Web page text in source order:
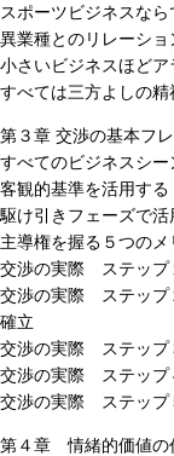
スポーツビジネスなら
異業種とのリレーシ
小さいビジネスほど
すべては三方よしの精
第３章 交渉の基本フ
すべてのビジネスシ
客観的基準を活用する
駆け引きフェーズで
主導権を握る５つのメ
交渉の実際 ステップ
交渉の実際 ステップ
確立
交渉の実際 ステップ
交渉の実際 ステップ
交渉の実際 ステップ
第４章 情緒的価値の